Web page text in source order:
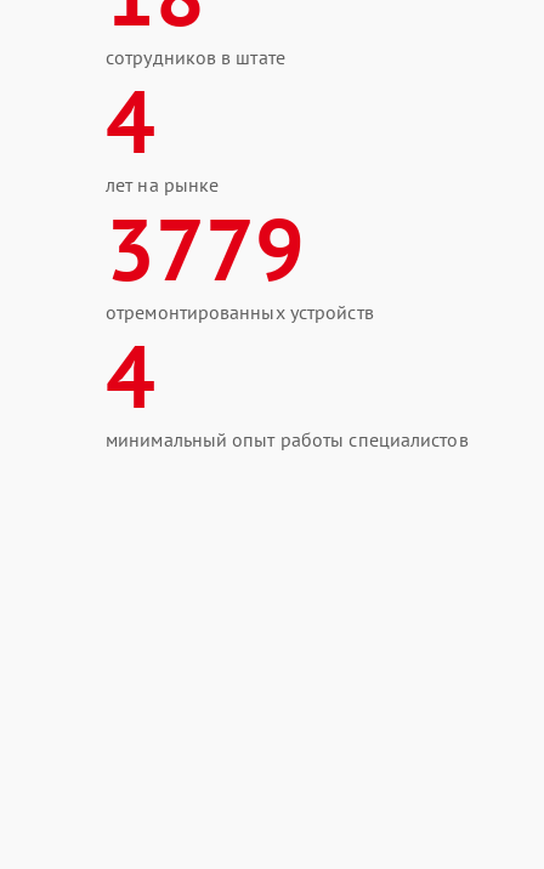
сотрудников в штате
4
лет на рынке
3779
отремонтированных устройств
4
минимальный опыт работы специалистов